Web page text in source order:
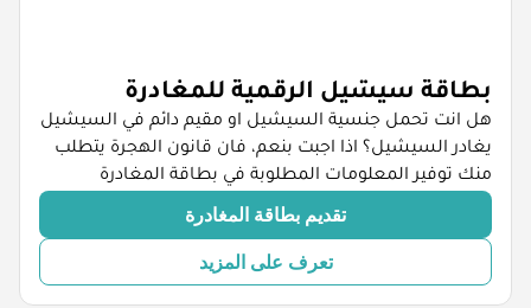
بطاقة سيشيل الرقمية للمغادرة
هل انت تحمل جنسية السيشيل او مقيم دائم في السيشيل
يغادر السيشيل؟ اذا اجبت بنعم، فان قانون الهجرة يتطلب
منك توفير المعلومات المطلوبة في بطاقة المغادرة
تقديم بطاقة المغادرة
تعرف على المزيد